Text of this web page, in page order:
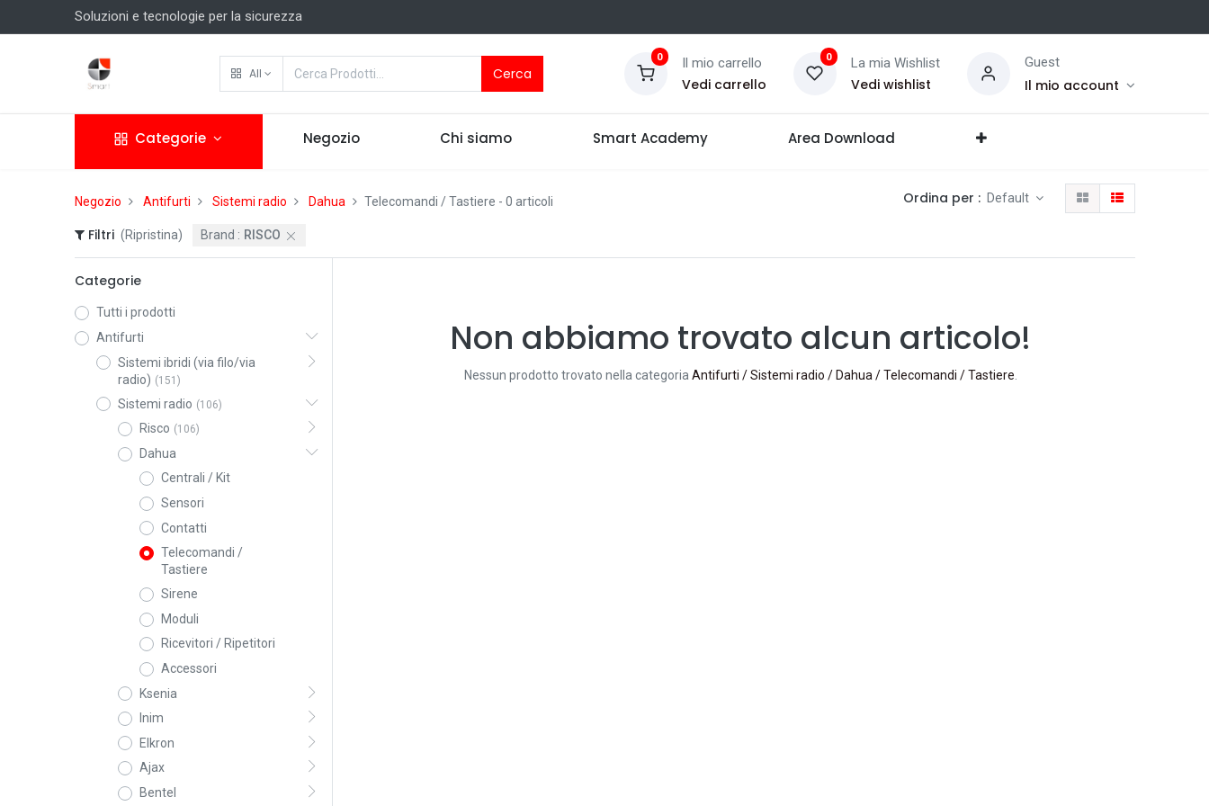
Soluzioni e tecnologie per la sicurezza
All Cerca
0 Il mio carrello
Vedi carrello
0 La mia Wishlist
Vedi wishlist
Guest
Il mio account
Categorie Negozio Chi siamo Smart Academy Area Download
Negozio Antifurti Sistemi radio Dahua Telecomandi / Tastiere - 0 articoli Ordina per : Default
Filtri (Ripristina) Brand : RISCO
Categorie
Tutti i prodotti
Antifurti
Sistemi ibridi (via filo/via
radio) (151)
Sistemi radio (106)
Risco (106)
Dahua
Centrali / Kit
Sensori
Contatti
Telecomandi /
Tastiere
Sirene
Moduli
Ricevitori / Ripetitori
Accessori
Ksenia
Inim
Elkron
Ajax
Bentel
Non abbiamo trovato alcun articolo!
Nessun prodotto trovato nella categoriaAntifurti / Sistemi radio / Dahua / Telecomandi / Tastiere.